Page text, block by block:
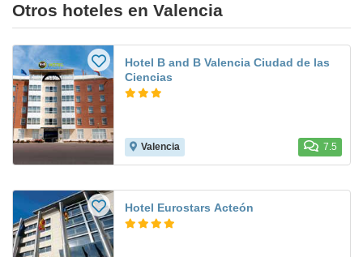
Otros hoteles en Valencia
Hotel B and B Valencia Ciudad de las
Ciencias
Valencia 7.5
Hotel Eurostars Acteón